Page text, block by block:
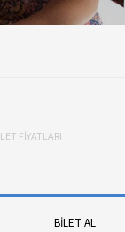
FİYATLARI
BİLET AL